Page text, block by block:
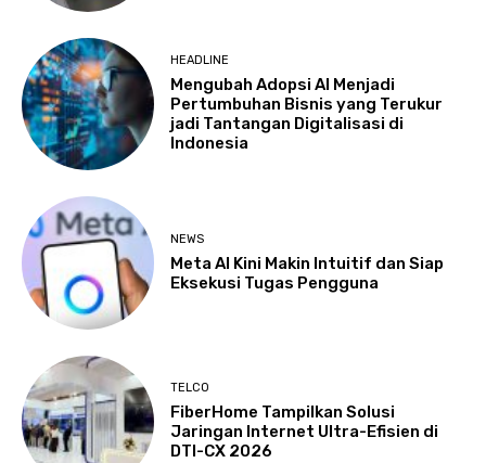
HEADLINE
Mengubah Adopsi AI Menjadi
Pertumbuhan Bisnis yang Terukur
jadi Tantangan Digitalisasi di
Indonesia
NEWS
Meta AI Kini Makin Intuitif dan Siap
Eksekusi Tugas Pengguna
TELCO
FiberHome Tampilkan Solusi
Jaringan Internet Ultra-Efisien di
DTI-CX 2026